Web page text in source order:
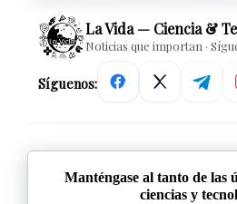
La Vida — Ciencia &
Noticias que importan ·
Síguenos:
Manténgase al tanto de las
ciencias y